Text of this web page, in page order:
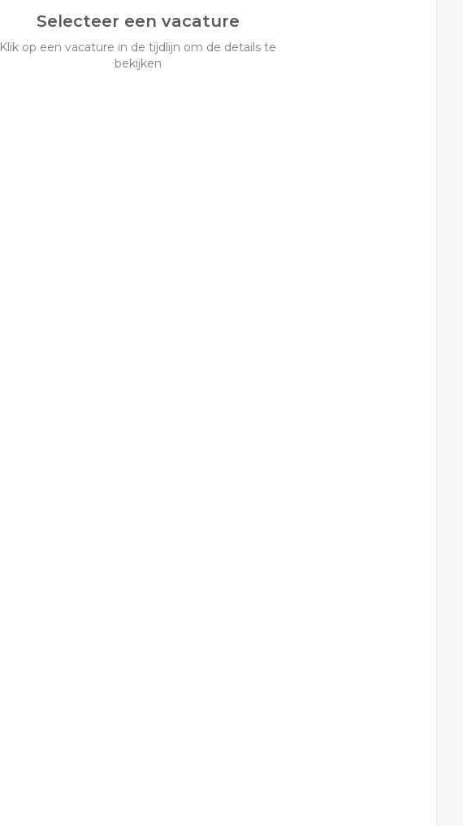
Selecteer een vacature
Klik op een vacature in de tijdlijn om de details te
bekijken